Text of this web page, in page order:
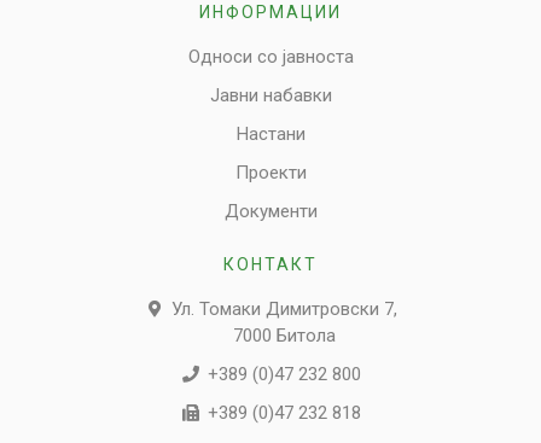
ИНФОРМАЦИИ
Односи со јавноста
Јавни набавки
Настани
Проекти
Документи
КОНТАКТ
Ул. Томаки Димитровски 7,
7000 Битола
+389 (0)47 232 800
+389 (0)47 232 818